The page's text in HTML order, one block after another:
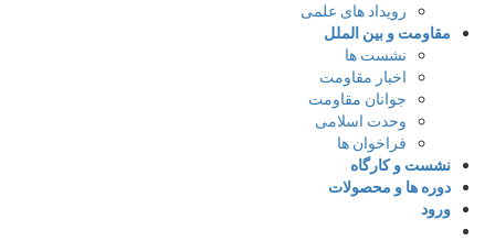
رویداد های علمی
مقاومت و بین الملل
نشست ها
اخبار مقاومت
جوانان مقاومت
وحدت اسلامی
فراخوان ها
نشست و کارگاه
دوره ها و محصولات
ورود